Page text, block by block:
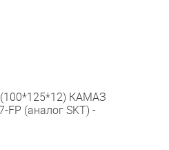
КАМАЗ
FP (аналог SKT) -